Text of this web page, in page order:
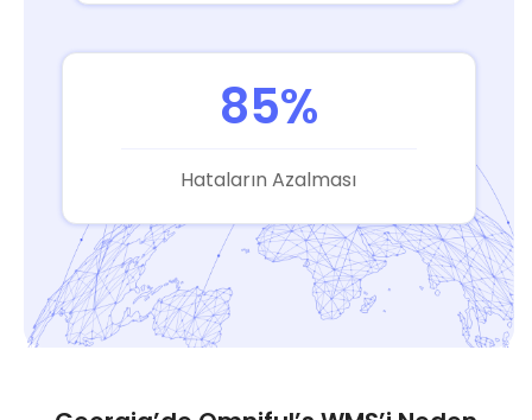
85%
Hataların Azalması